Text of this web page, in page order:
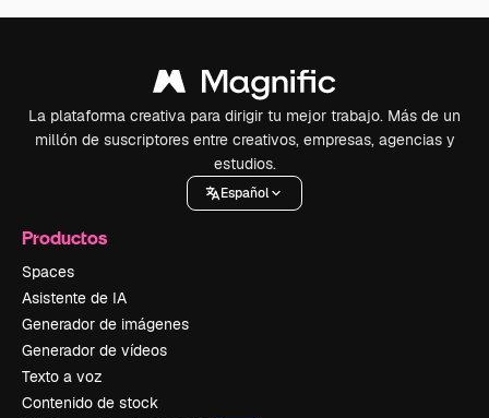
La plataforma creativa para dirigir tu mejor trabajo. Más de un
millón de suscriptores entre creativos, empresas, agencias y
estudios.
Español
Productos
Spaces
Asistente de IA
Generador de imágenes
Generador de vídeos
Texto a voz
Contenido de stock